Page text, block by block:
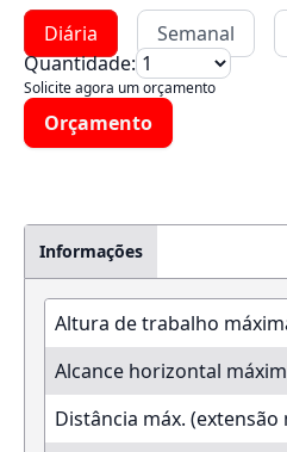
Diária Semanal
Quantidade:
Solicite agora um orçamento
Orçamento
Informações
Altura de trabalho
Alcance horizontal
Distância máx. (extensão